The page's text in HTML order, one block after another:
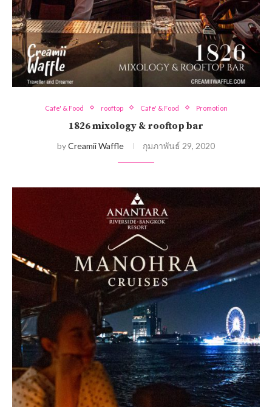
Cafe' & Food rooftop Cafe' & Food Promotion
1826 mixology & rooftop bar
byCreamii Waffle กุมภาพันธ์ 29, 2020